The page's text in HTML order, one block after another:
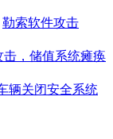
勒索软件攻击
击，储值系统瘫痪
辆关闭安全系统